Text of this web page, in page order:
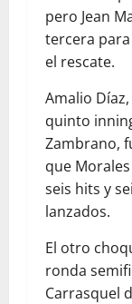
pero Jean
tercera
el rescate.
Amalio
quinto
Zambrano,
que
seis hits y
lanzados.
El otro
ronda
Carrasquel